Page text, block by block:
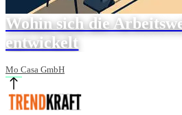
Wohin sich die
entwickelt
Mo Casa GmbH